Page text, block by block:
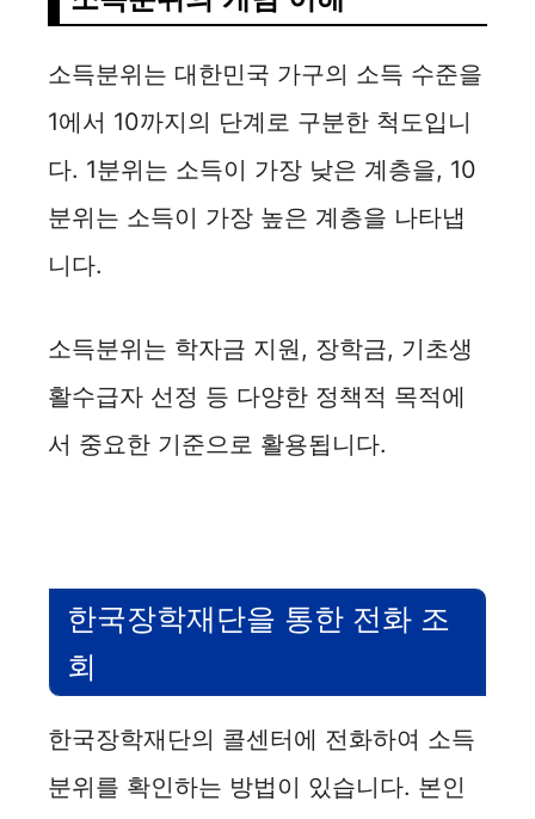
소득분위는 대한민국 가구의 소득 수준을
1에서 10까지의 단계로 구분한 척도입니
다. 1분위는 소득이 가장 낮은 계층을, 10
분위는 소득이 가장 높은 계층을 나타냅
니다.
소득분위는 학자금 지원, 장학금, 기초생
활수급자 선정 등 다양한 정책적 목적에
서 중요한 기준으로 활용됩니다.
한국장학재단을 통한 전화 조
회
한국장학재단의 콜센터에 전화하여 소득
분위를 확인하는 방법이 있습니다. 본인